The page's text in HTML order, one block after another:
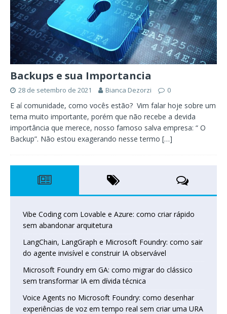
Backups e sua Importancia
28 de setembro de 2021 Bianca Dezorzi 0
E aí comunidade, como vocês estão? Vim falar hoje sobre um
tema muito importante, porém que não recebe a devida
importância que merece, nosso famoso salva empresa: “ O
Backup”. Não estou exagerando nesse termo […]
Vibe Coding com Lovable e Azure: como criar rápido
sem abandonar arquitetura
LangChain, LangGraph e Microsoft Foundry: como sair
do agente invisível e construir IA observável
Microsoft Foundry em GA: como migrar do clássico
sem transformar IA em dívida técnica
Voice Agents no Microsoft Foundry: como desenhar
experiências de voz em tempo real sem criar uma URA